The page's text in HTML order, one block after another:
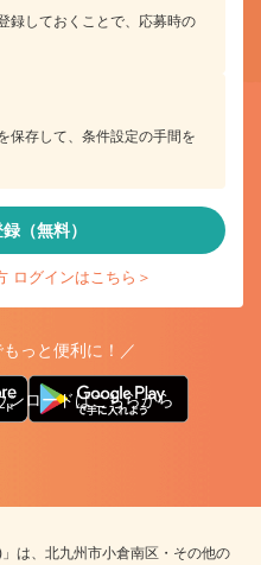
録しておくことで、応募時の
保存して、条件設定の手間を
（無料）
ログインはこちら＞
っと便利に！／
ンロードはこちらから
は、北九州市小倉南区・その他の